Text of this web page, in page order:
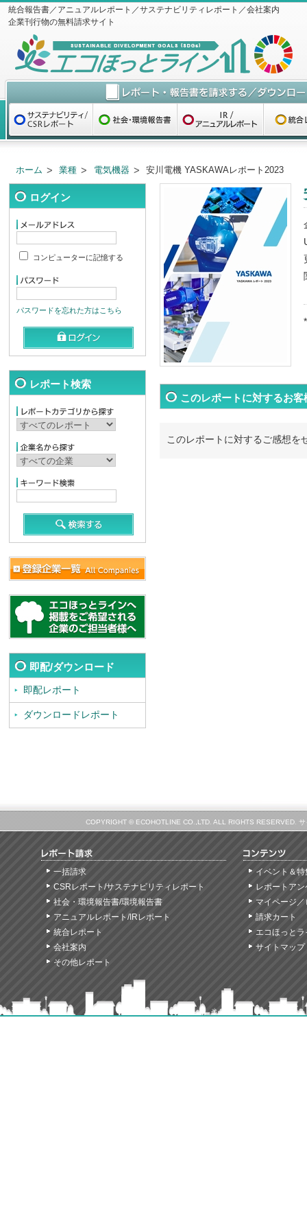
統合報告書／アニュアルレポート／サステナビリティレポート／会社案内
企業刊行物の無料請求サイト
ホーム 業種 電気機器 安川電機 YASKAWAレポート2023
ログイン
コンピューターに記憶する
パスワードを忘れた方はこちら
レポート検索
即配/ダウンロード
即配レポート
ダウンロードレポート
*
このレポートに対するお客
このレポートに対するご感想を
COPYRIGHT © ECOHOTLINE CO.,LTD. ALL RIGHTS RESERVED.
一括請求
CSRレポート/サステナビリティレポート
社会・環境報告書/環境報告書
アニュアルレポート/IRレポート
統合レポート
会社案内
その他レポート
イベント＆特
レポートア
マイページ
請求カート
エコほっと
サイトマップ